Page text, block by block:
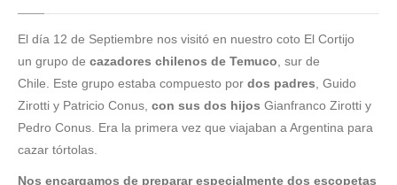
El día 12 de Septiembre nos visitó en nuestro coto El Cortijo
un grupo de cazadores chilenos de Temuco , sur de
Chile. Este grupo estaba compuesto por dos padres , Guido
Zirotti y Patricio Conus, con sus dos hijos Gianfranco Zirotti y
Pedro Conus. Era la primera vez que viajaban a Argentina para
cazar tórtolas.
Nos encargamos de preparar especialmente dos escopetas